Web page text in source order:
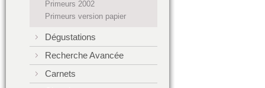
Primeurs 2002
Primeurs version papier
Dégustations
Recherche Avancée
Carnets